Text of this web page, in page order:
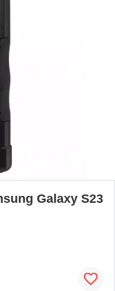
Galaxy S23